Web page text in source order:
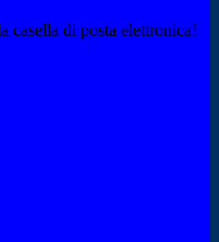
casella di posta elettronica!